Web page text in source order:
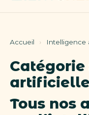
Accueil › Intelligence
Catégorie
artificielle
Tous nos